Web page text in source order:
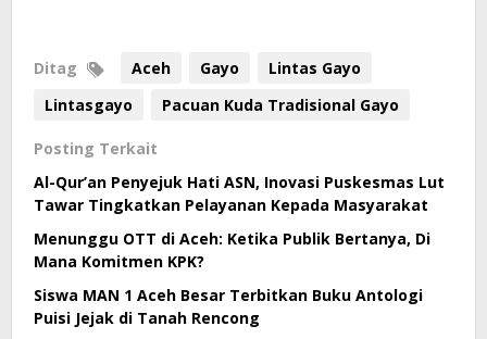
Ditag Aceh Gayo
Lintas Gayo
Lintasgayo
Pacuan Kuda Tradisional Gayo
Posting Terkait
Al-Qur’an Penyejuk Hati ASN, Inovasi Puskesmas Lut
Tawar Tingkatkan Pelayanan Kepada Masyarakat
Menunggu OTT di Aceh: Ketika Publik Bertanya, Di
Mana Komitmen KPK?
Siswa MAN 1 Aceh Besar Terbitkan Buku Antologi
Puisi Jejak di Tanah Rencong